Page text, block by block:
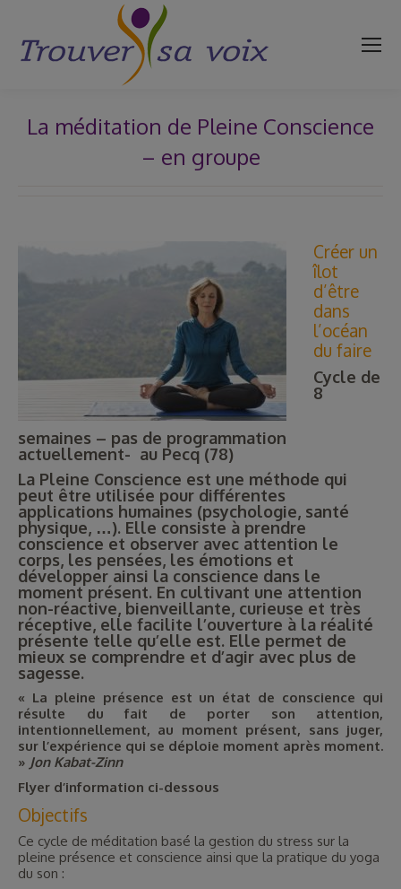
La méditation de Pleine Conscience
– en groupe
Créer un
îlot
d’être
dans
l’océan
du faire
Cycle de
8
semaines – pas de programmation
actuellement- au Pecq (78)
La Pleine Conscience est une méthode qui
peut être utilisée pour différentes
applications humaines (psychologie, santé
physique, …). Elle consiste à prendre
conscience et observer avec attention le
corps, les pensées, les émotions et
développer ainsi la conscience dans le
moment présent. En cultivant une attention
non-réactive, bienveillante, curieuse et très
réceptive, elle facilite l’ouverture à la réalité
présente telle qu’elle est. Elle permet de
mieux se comprendre et d’agir avec plus de
sagesse.
« La pleine présence est un état de conscience qui
résulte du fait de porter son attention,
intentionnellement, au moment présent, sans juger,
sur l’expérience qui se déploie moment après moment.
» Jon Kabat-Zinn
Flyer d’information ci-dessous
Objectifs
Ce cycle de méditation basé la gestion du stress sur la
pleine présence et conscience ainsi que la pratique du yoga
du son :